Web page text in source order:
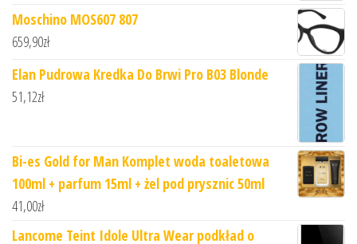
Moschino MOS607 807
659,90zł
Elan Pudrowa Kredka Do Brwi Pro B03 Blonde
51,12zł
Bi-es Gold for Man Komplet woda toaletowa
100ml + parfum 15ml + żel pod prysznic 50ml
41,00zł
Lancome Teint Idole Ultra Wear podkład o